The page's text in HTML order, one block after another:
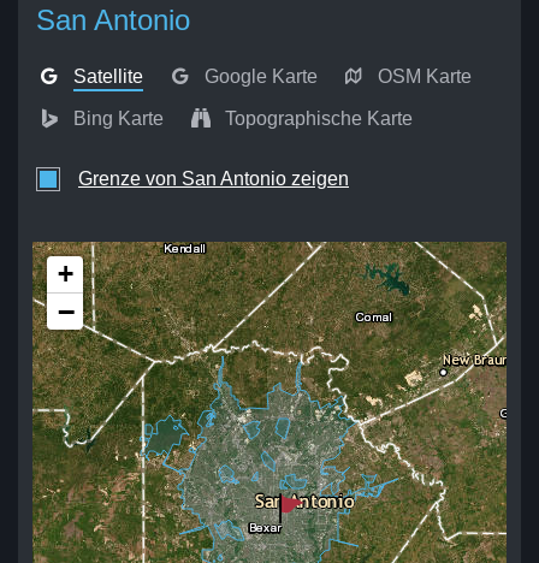
San Antonio
Satellite Google Karte OSM Karte
Bing Karte Topographische Karte
Grenze von San Antonio zeigen
+
−